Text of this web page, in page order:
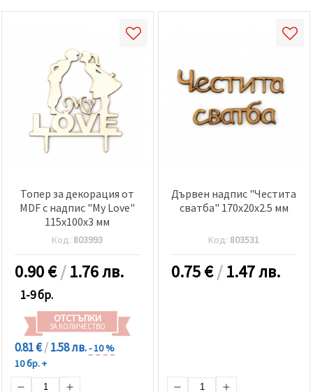
Топер за декорация от
MDF с надпис "My Love"
115x100x3 мм
Код: 803993
0.90€/1.76 лв.
1-9 бр.
ОТСТЪПКИ
ЗА КОЛИЧЕСТВО
0.81 €/1.58 лв.- 10 %
10 бр. +
Дървен надпис "Честита
сватба" 170x20x2.5 мм
Код: 803531
0.75€/1.47 лв.